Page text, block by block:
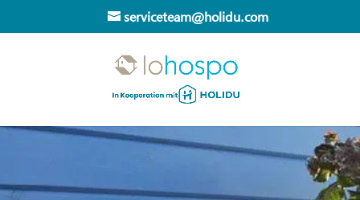
serviceteam@holidu.com